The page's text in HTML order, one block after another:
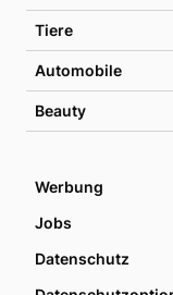
Tiere
Automobile
Beauty
Werbung
Jobs
Datenschutz